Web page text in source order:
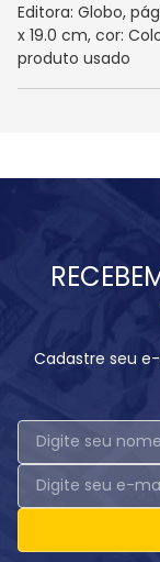
Editora: Globo,
x 19.0 cm, cor:
produto usado
Cadastre seu